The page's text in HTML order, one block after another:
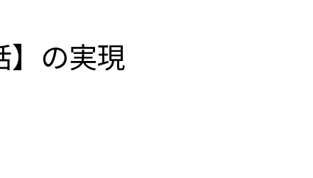
】の実現